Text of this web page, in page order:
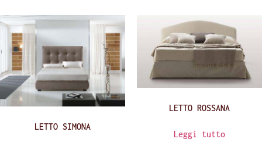
LETTO SIMONA
LETTO ROSSANA
Leggi tutto